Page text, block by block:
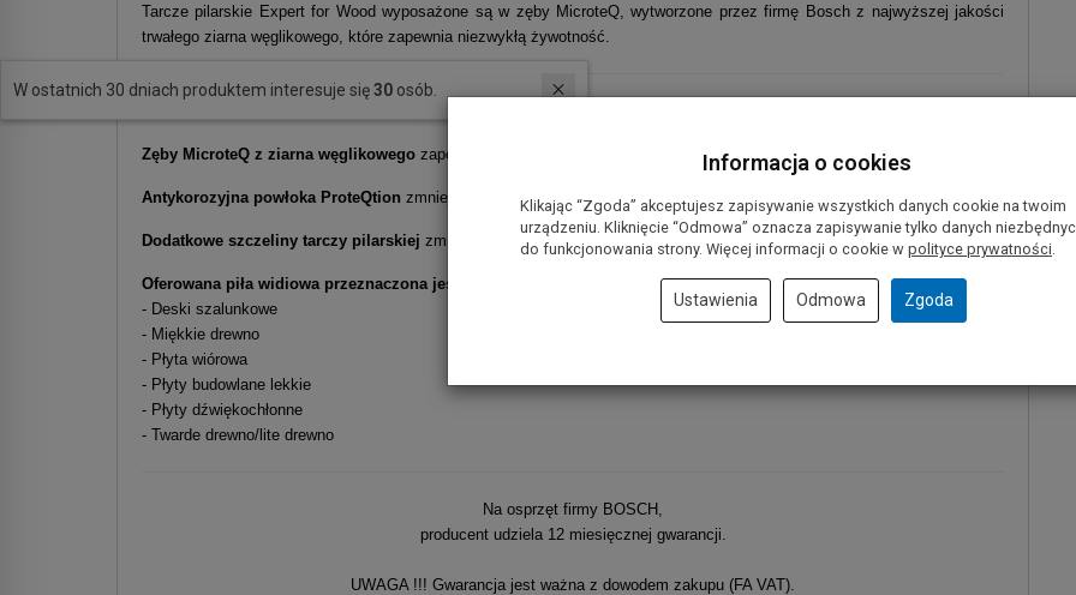
Tarcze pilarskie Expert for Wood wyposażone są w zęby MicroteQ, wytworzone przez firmę Bosch z najwyższej jakości
trwałego ziarna węglikowego, które zapewnia niezwykłą żywotność.
Zęby MicroteQ z ziarna węglikowego zapewniają wysoką trwałość i wyjątkową wydajność podczas pracy w drewnie
Antykorozyjna powłoka ProteQtion zmniejsza tarcie podczas pracy
Dodatkowe szczeliny tarczy pilarskiej zmniejszają wibracje w trakcie pracy, ograniczając hałas i wydzielanie ciepła
Oferowana piła widiowa przeznaczona jest do cięcia w takich materiałach jak:
- Deski szalunkowe
- Miękkie drewno
- Płyta wiórowa
- Płyty budowlane lekkie
- Płyty dźwiękochłonne
- Twarde drewno/lite drewno
Na osprzęt firmy BOSCH,
producent udziela 12 miesięcznej gwarancji.
UWAGA !!! Gwarancja jest ważna z dowodem zakupu (FA VAT).
W ostatnich 30 dniach produktem interesuje się30 osób.
Informacja o cookies
Klikając “Zgoda” akceptujesz zapisywanie wszystkich danych cookie na twoim
urządzeniu. Kliknięcie “Odmowa” oznacza zapisywanie tylko danych
do funkcjonowania strony. Więcej informacji o cookie w polityce prywatności.
Ustawienia Odmowa Zgoda